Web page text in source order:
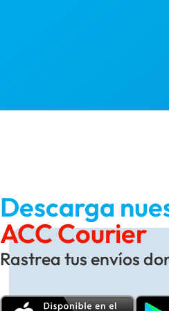
Descarga
ACC Courier
Rastrea tus envíos